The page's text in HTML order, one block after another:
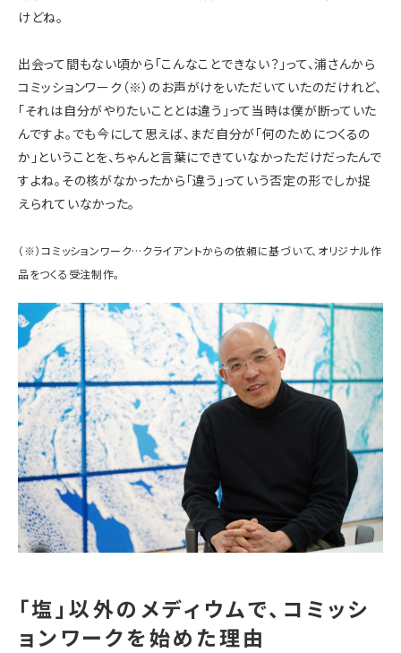
けどね。
出会って間もない頃から「こんなことできない？」って、浦さんから
コミッションワーク （※） のお声がけをいただいていたのだけれど、
「それは自分がやりたいこととは違う」って当時は僕が断っていた
んですよ。でも今にして思えば、まだ自分が「何のためにつくるの
か」ということを、ちゃんと言葉にできていなかっただけだったんで
すよね。その核がなかったから「違う」っていう否定の形でしか捉
えられていなかった。
（※）コミッションワーク…クライアントからの依頼に基づいて、オリジナル作
品をつくる受注制作。
「塩」以外のメディウムで、コミッシ
ョンワークを始めた理由